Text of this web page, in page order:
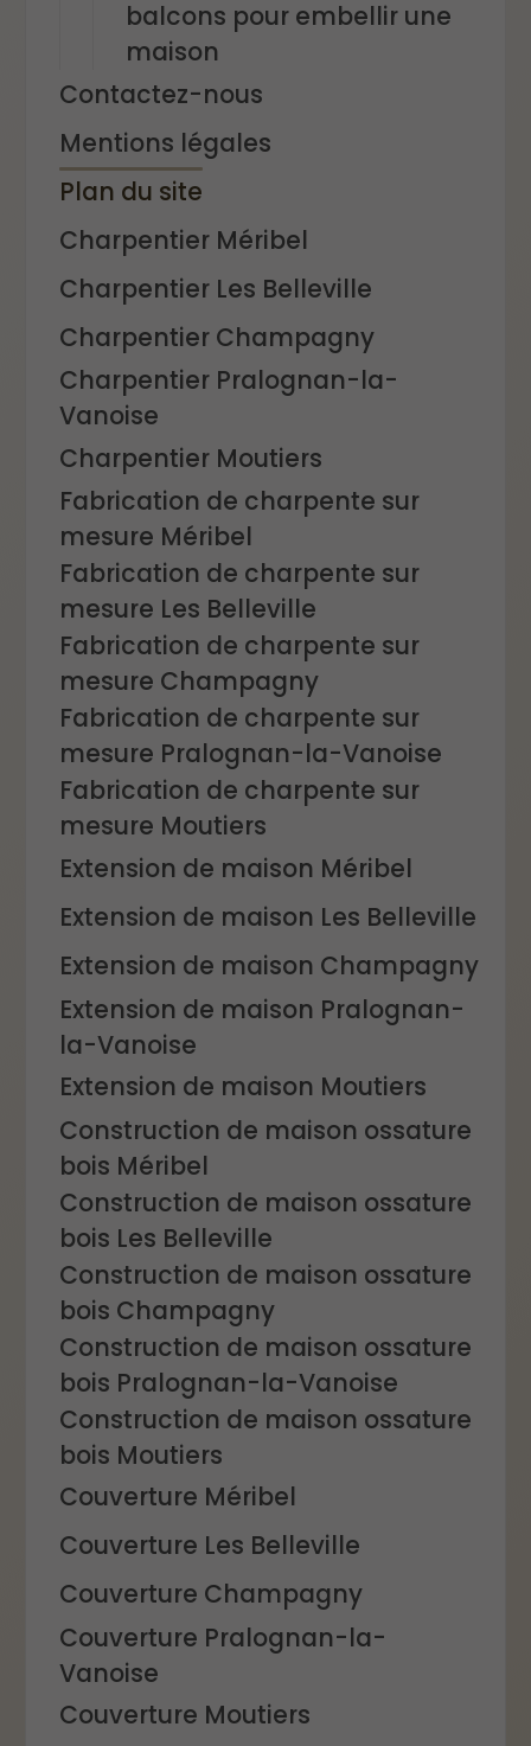
balcons pour embellir une
maison
Contactez-nous
Mentions légales
Plan du site
Charpentier Méribel
Charpentier Les Belleville
Charpentier Champagny
Charpentier Pralognan-la-
Vanoise
Charpentier Moutiers
Fabrication de charpente sur
mesure Méribel
Fabrication de charpente sur
mesure Les Belleville
Fabrication de charpente sur
mesure Champagny
Fabrication de charpente sur
mesure Pralognan-la-Vanoise
Fabrication de charpente sur
mesure Moutiers
Extension de maison Méribel
Extension de maison Les Belleville
Extension de maison Champagny
Extension de maison Pralognan-
la-Vanoise
Extension de maison Moutiers
Construction de maison ossature
bois Méribel
Construction de maison ossature
bois Les Belleville
Construction de maison ossature
bois Champagny
Construction de maison ossature
bois Pralognan-la-Vanoise
Construction de maison ossature
bois Moutiers
Couverture Méribel
Couverture Les Belleville
Couverture Champagny
Couverture Pralognan-la-
Vanoise
Couverture Moutiers